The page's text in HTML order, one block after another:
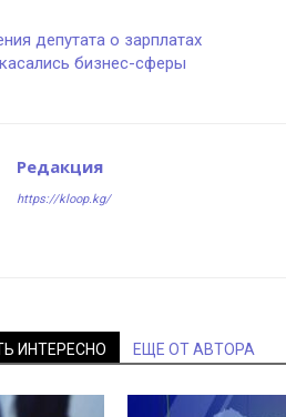
депутата о зарплатах
бизнес-сферы
Редакция
https://kloop.kg/
ИНТЕРЕСНО ЕЩЕ ОТ АВТОРА